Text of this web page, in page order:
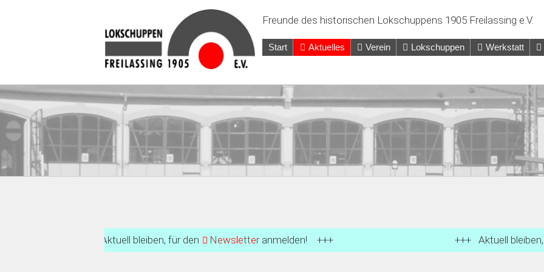
Start Aktuelles Verein Lokschuppen Werkstatt
Freunde des historischen Lokschuppens 1905 Freilassing e.V.
+++ Aktuell bleiben, für den Newsletteranmelden! +++ +++ Aktuell bleiben, für den